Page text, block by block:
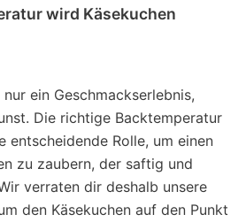
wird Käsekuchen
ein Geschmackserlebnis,
Die richtige Backtemperatur
entscheidende Rolle, um einen
zu zaubern, der saftig und
verraten dir deshalb unsere
den Käsekuchen auf den Punkt